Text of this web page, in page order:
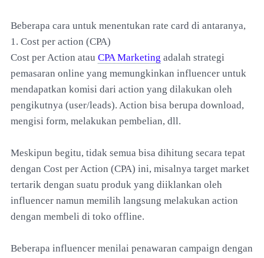
Beberapa cara untuk menentukan rate card di antaranya,
1. Cost per action (CPA)
Cost per Action atau CPA Marketing adalah strategi
pemasaran online yang memungkinkan influencer untuk
mendapatkan komisi dari action yang dilakukan oleh
pengikutnya (user/leads). Action bisa berupa download,
mengisi form, melakukan pembelian, dll.
Meskipun begitu, tidak semua bisa dihitung secara tepat
dengan Cost per Action (CPA) ini, misalnya target market
tertarik dengan suatu produk yang diiklankan oleh
influencer namun memilih langsung melakukan action
dengan membeli di toko offline.
Beberapa influencer menilai penawaran campaign dengan